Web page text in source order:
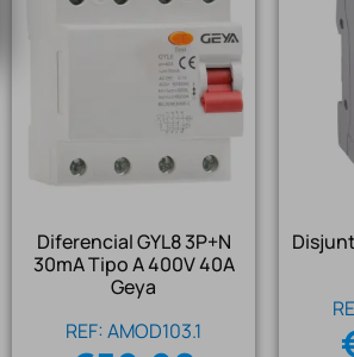
Diferencial GYL8 3P+N
30mA Tipo A 400V 40A
Geya
REF: AMOD103.1